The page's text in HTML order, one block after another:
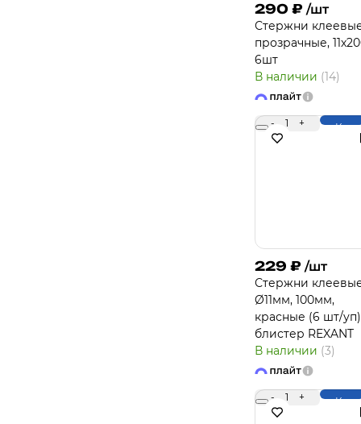
290 ₽ /шт
Стержни
прозрачные,
6шт
В наличии (14)
- 1 +
229 ₽ /шт
Стержни
Ø11мм, 100мм,
красные (6 шт/
блистер REXANT
В наличии (3)
- 1 +